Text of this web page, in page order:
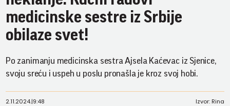
medicinske sestre iz Srbije
obilaze svet!
Po zanimanju medicinska sestra Ajsela Kaćevac iz Sjenice,
svoju sreću i uspeh u poslu pronašla je kroz svoj hobi.
2.11.2024.|9:48 Izvor: Rina